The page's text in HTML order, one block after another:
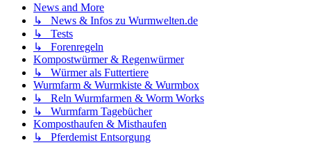
News and More
↳ News & Infos zu Wurmwelten.de
↳ Tests
↳ Forenregeln
Kompostwürmer & Regenwürmer
↳ Würmer als Futtertiere
Wurmfarm & Wurmkiste & Wurmbox
↳ Reln Wurmfarmen & Worm Works
↳ Wurmfarm Tagebücher
Komposthaufen & Misthaufen
↳ Pferdemist Entsorgung